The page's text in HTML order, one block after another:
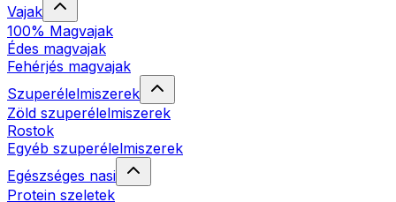
Vajak
100% Magvajak
Édes magvajak
Fehérjés magvajak
Szuperélelmiszerek
Zöld szuperélelmiszerek
Rostok
Egyéb szuperélelmiszerek
Egészséges nasi
Protein szeletek